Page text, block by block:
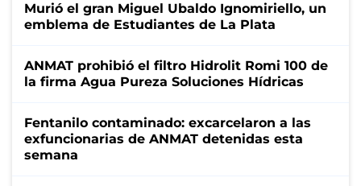
Murió el gran Miguel Ubaldo Ignomiriello, un
emblema de Estudiantes de La Plata
ANMAT prohibió el filtro Hidrolit Romi 100 de
la firma Agua Pureza Soluciones Hídricas
Fentanilo contaminado: excarcelaron a las
exfuncionarias de ANMAT detenidas esta
semana